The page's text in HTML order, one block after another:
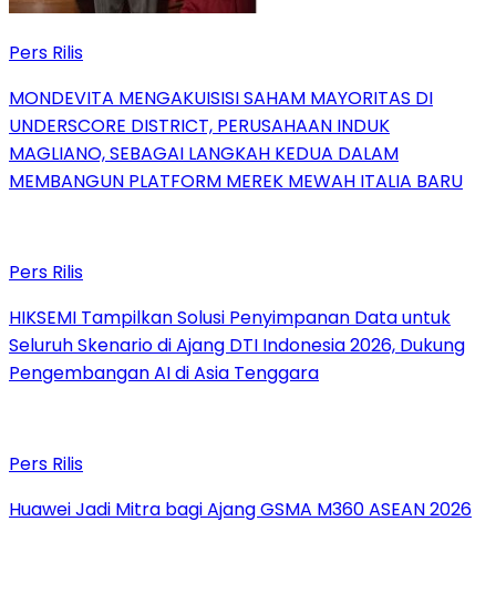
Pers Rilis
MONDEVITA MENGAKUISISI SAHAM MAYORITAS DI
UNDERSCORE DISTRICT, PERUSAHAAN INDUK
MAGLIANO, SEBAGAI LANGKAH KEDUA DALAM
MEMBANGUN PLATFORM MEREK MEWAH ITALIA BARU
Pers Rilis
HIKSEMI Tampilkan Solusi Penyimpanan Data untuk
Seluruh Skenario di Ajang DTI Indonesia 2026, Dukung
Pengembangan AI di Asia Tenggara
Pers Rilis
Huawei Jadi Mitra bagi Ajang GSMA M360 ASEAN 2026